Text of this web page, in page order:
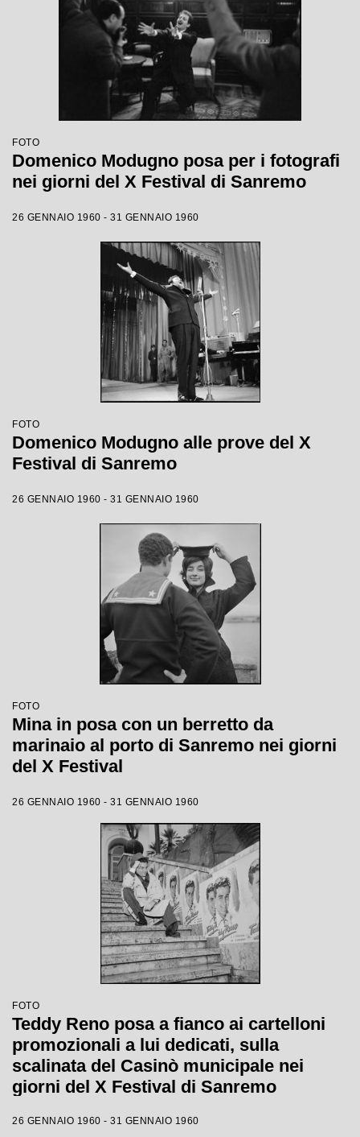
FOTO
Domenico Modugno posa per i fotografi
nei giorni del X Festival di Sanremo
26 GENNAIO 1960 - 31 GENNAIO 1960
FOTO
Domenico Modugno alle prove del X
Festival di Sanremo
26 GENNAIO 1960 - 31 GENNAIO 1960
FOTO
Mina in posa con un berretto da
marinaio al porto di Sanremo nei giorni
del X Festival
26 GENNAIO 1960 - 31 GENNAIO 1960
FOTO
Teddy Reno posa a fianco ai cartelloni
promozionali a lui dedicati, sulla
scalinata del Casinò municipale nei
giorni del X Festival di Sanremo
26 GENNAIO 1960 - 31 GENNAIO 1960